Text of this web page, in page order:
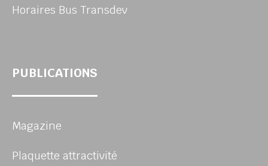
Horaires Bus Transdev
PUBLICATIONS
Magazine
Plaquette attractivité